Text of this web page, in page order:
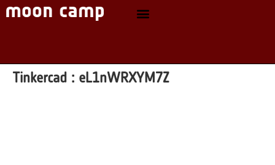
Tinkercad : eL1nWRXYM7Z